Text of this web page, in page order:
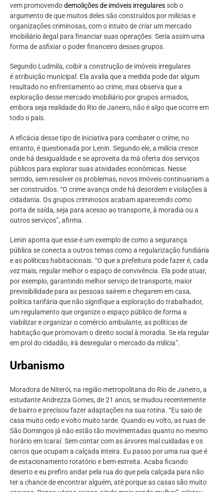
vem promovendodemolições de imóveis irregularessob o
argumento de que muitos deles são construídos por milícias e
organizações criminosas, com o intuito de criar um mercado
imobiliário ilegal para financiar suas operações. Seria assim uma
forma de asfixiar o poder financeiro desses grupos.
Segundo Ludmila, coibir a construção de imóveis irregulares
é atribuição municipal. Ela avalia que a medida pode dar algum
resultado no enfrentamento ao crime, mas observa que a
exploração desse mercado imobiliário por grupos armados,
embora seja realidade do Rio de Janeiro, não é algo que ocorre em
todo o país.
A eficácia desse tipo de iniciativa para combater o crime, no
entanto, é questionada por Lenin. Segundo ele, a milícia cresce
onde há desigualdade e se aproveita da má oferta dos serviços
públicos para explorar suas atividades econômicas. Nesse
sentido, sem resolver os problemas, novos imóveis continuariam a
ser construídos. “O crime avança onde há desordem e violações à
cidadania. Os grupos criminosos acabam aparecendo como
porta de saída, seja para acesso ao transporte, à moradia ou a
outros serviços”, afirma.
Lenin aponta que esse é um exemplo de como a segurança
pública se conecta a outros temas como a regularização fundiária
e as políticas habitacionais. “O que a prefeitura pode fazer é, cada
vez mais, regular melhor o espaço de convivência. Ela pode atuar,
por exemplo, garantindo melhor serviço de transporte, maior
previsibilidade para as pessoas saírem e chegarem em casa,
política tarifária que não signifique a exploração do trabalhador,
um regulamento que organize o espaço público de forma a
viabilizar e organizar o comércio ambulante, as políticas de
habitação que promovam o direito social à moradia. Se ela regular
em prol do cidadão, irá desregular o mercado da milícia”.
Urbanismo
Moradora de Niterói, na região metropolitana do Rio de Janeiro, a
estudante Andrezza Gomes, de 21 anos, se mudou recentemente
de bairro e precisou fazer adaptações na sua rotina. “Eu saio de
casa muito cedo e volto muito tarde. Quando eu volto, as ruas de
São Domingos já não estão tão movimentadas quanto no mesmo
horário em Icaraí. Sem contar com as árvores mal cuidadas e os
carros que ocupam a calçada inteira. Eu passo por uma rua que é
de estacionamento rotatório e bem estreita. Acaba ficando
deserto e eu prefiro andar pela rua do que pela calçada para não
ter a chance de encontrar alguém, até porque as casas são muito